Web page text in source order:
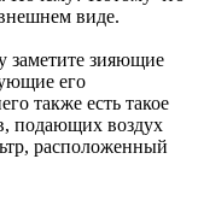
виде.
заметите зияющие
его
также есть такое
подающих воздух
расположенный